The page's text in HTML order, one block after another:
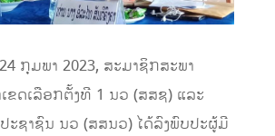
ກຸມພາ 2023, ສະມາຊິກສະພາ
ຂດເລືອກຕັ້ງທີ 1 ນວ (ສສຊ) ແລະ
ະຊາຊົນ ນວ (ສສນວ) ໄດ້ລົງພົບປະຜູ້ມີ